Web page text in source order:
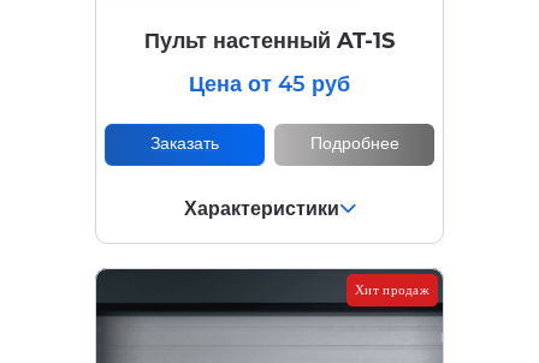
Пульт настенный AT-1S
Цена от 45 руб
Заказать Подробнее
Характеристики
Хит продаж